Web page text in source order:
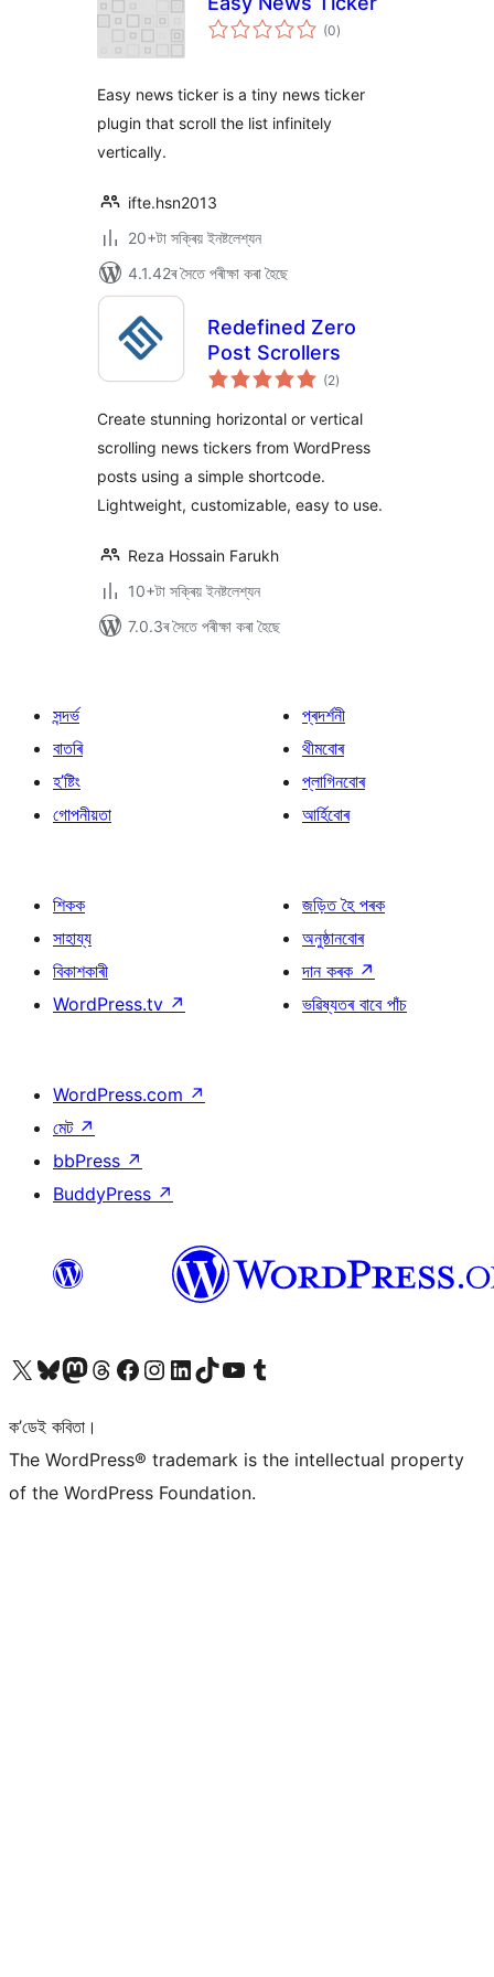
(0টা
মুঠ)
Easy news ticker is a tiny news ticker
plugin that scroll the list infinitely
vertically.
ifte.hsn2013
20+টা সক্ৰিয় ইনষ্টলেশ্যন
4.1.42ৰ সৈতে পৰীক্ষা কৰা হৈছে
Redefined Zero
Post Scrollers
(2টা
মুঠ)
Create stunning horizontal or vertical
scrolling news tickers from WordPress
posts using a simple shortcode.
Lightweight, customizable, easy to use.
Reza Hossain Farukh
10+টা সক্ৰিয় ইনষ্টলেশ্যন
7.0.3ৰ সৈতে পৰীক্ষা কৰা হৈছে
সন্দৰ্ভ
বাতৰি
হ’ষ্টিং
গোপনীয়তা
প্ৰদৰ্শনী
থীমবোৰ
প্লাগিনবোৰ
আৰ্হিবোৰ
শিকক
সাহায্য
বিকাশকাৰী
WordPress.tv ↗
জড়িত হৈ পৰক
অনুষ্ঠানবোৰ
দান কৰক ↗
ভৱিষ্যতৰ বাবে পাঁচ
WordPress.com ↗
মেট ↗
bbPress ↗
BuddyPress ↗
আমাৰ X (আগৰ Twitter) একাউণ্টলৈ যাওকআমাৰ Bluesky একাউণ্টলৈ যাওকআমাৰ Mastodon একাউণ্টলৈ যাওকআমাৰ Threads একাউণ্টলৈ যাওকআমাৰ Facebook পৃষ্ঠালৈ যাওকআমাৰ Instagram একাউণ্টলৈ যাওকআমাৰ LinkedIn একাউণ্টলৈ যাওকআমাৰ TikTok একাউণ্টলৈ যাওকআমাৰ YouTube চেনেললৈ যাওকআমাৰ Tumblr একাউণ্টলৈ যাওক
ক’ডেই কবিতা।
The WordPress® trademark is the intellectual property
of the WordPress Foundation.